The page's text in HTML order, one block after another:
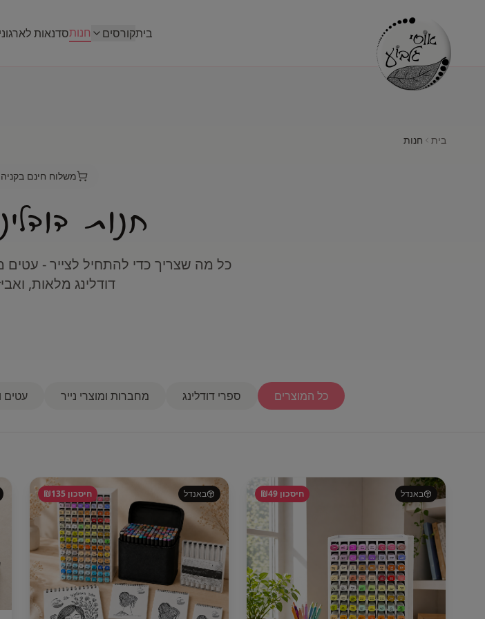
ביתקורסים חנותסדנאות
בית חנות
משלוח חינם בקניה
חנות
כל מה שצריך כדי להתחיל לצייר - עטים
דודלינג מלאות,
כל המוצרים ספרי דודלינג מחברות ומוצרי נייר עטים
חיסכון ₪ 49 באנדל חיסכון ₪ 135 באנדל